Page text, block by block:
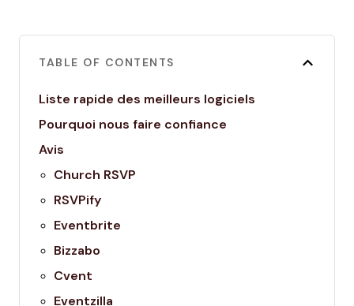
TABLE OF CONTENTS
Liste rapide des meilleurs logiciels
Pourquoi nous faire confiance
Avis
Church RSVP
RSVPify
Eventbrite
Bizzabo
Cvent
Eventzilla